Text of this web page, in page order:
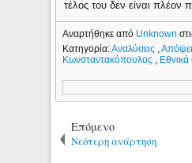
τέλος του δεν είναι πλέον
Αναρτήθηκε από Unknown
Κατηγορία:Αναλύσεις ,
Κωνσταντακόπουλος
Επόμενο
Νεότερη ανάρτηση